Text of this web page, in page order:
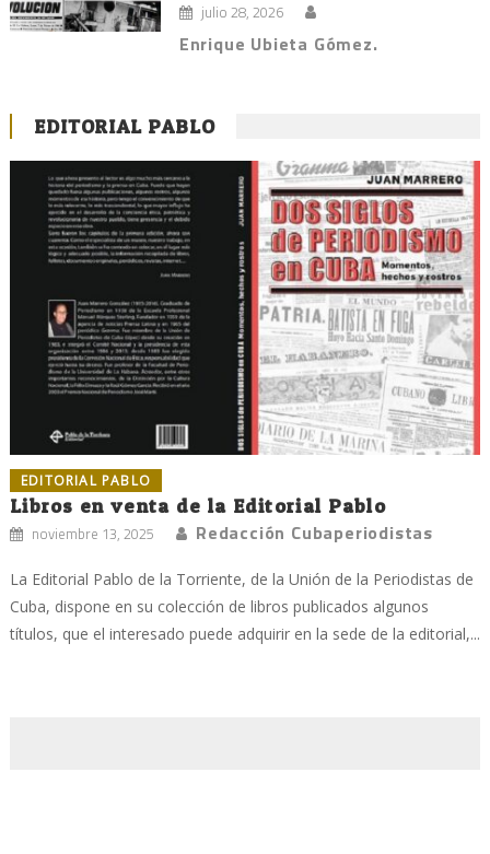
julio 28, 2026
Enrique Ubieta Gómez.
EDITORIAL PABLO
EDITORIAL PABLO
Libros en venta de la Editorial Pablo
noviembre 13, 2025 Redacción Cubaperiodistas
La Editorial Pablo de la Torriente, de la Unión de la Periodistas de
Cuba, dispone en su colección de libros publicados algunos
títulos, que el interesado puede adquirir en la sede de la editorial,...